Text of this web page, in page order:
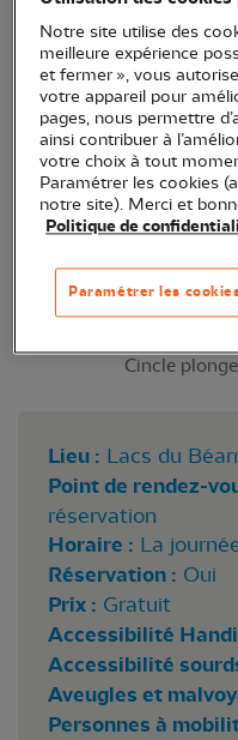
international annuel
d’oiseaux d’eau sur
janvier.
Cincle
Lieu : Lacs du
Point de rendez-
réservation
Horaire : La
Réservation : Oui
Prix : Gratuit
Accessibilité
Accessibilité
Aveugles et
Personnes à
Notre site utilise des
meilleure expérience
et fermer », vous
votre appareil pour
pages, nous permettre
ainsi contribuer à
votre choix à tout
Paramétrer les cookies
notre site). Merci et
Politique de
Paramétrer les